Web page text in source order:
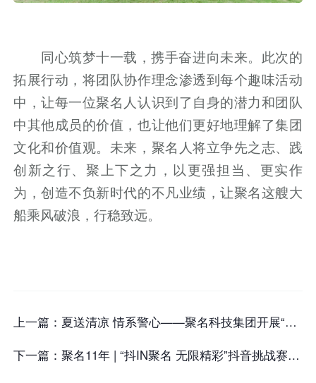
同心筑梦十一载，携手奋进向未来。此次的
拓展行动，将团队协作理念渗透到每个趣味活动
中，让每一位聚名人认识到了自身的潜力和团队
中其他成员的价值，也让他们更好地理解了集团
文化和价值观。未来，聚名人将立争先之志、践
创新之行、聚上下之力，以更强担当、更实作
为，创造不负新时代的不凡业绩，让聚名这艘大
船乘风破浪，行稳致远。
上一篇： 夏送清凉 情系警心——聚名科技集团开展“夏日送清凉”爱心慰问活动
下一篇：聚名11年 | “抖IN聚名 无限精彩”抖音挑战赛圆满落幕！